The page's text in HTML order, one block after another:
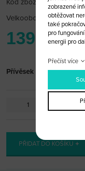
Kód zboží: mazda_pr16
Velkoobchodní cena:
139 Kč
Přívěsek Mazda
PŘIDAT DO KOŠÍKU
zobrazené
obtěžovat
také
pro
energii pro
Přečíst více